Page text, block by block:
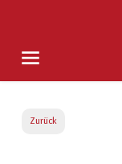
Zurück